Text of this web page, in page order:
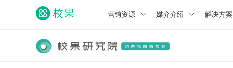
营销资源 媒介介绍 解决方案